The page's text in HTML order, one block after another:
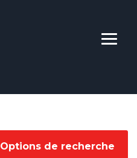
Options de recherche